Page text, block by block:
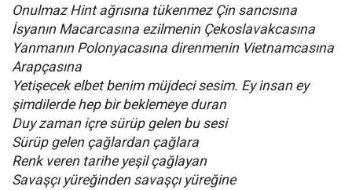
Onulmaz Hint ağrısına tükenmez Çin sancısına
İsyanın Macarcasına ezilmenin Çekoslavakcasına
Yanmanın Polonyacasına direnmenin Vietnamcasına
Arapçasına
Yetişecek elbet benim müjdeci sesim. Ey insan ey
şimdilerde hep bir beklemeye duran
Duy zaman içre sürüp gelen bu sesi
Sürüp gelen çağlardan çağlara
Renk veren tarihe yeşil çağlayan
Savaşçı yüreğinden savaşçı yüreğine